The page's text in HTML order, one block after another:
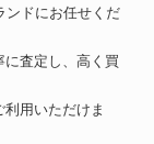
ンドにお任せくだ
査定し、高く買
用いただけま